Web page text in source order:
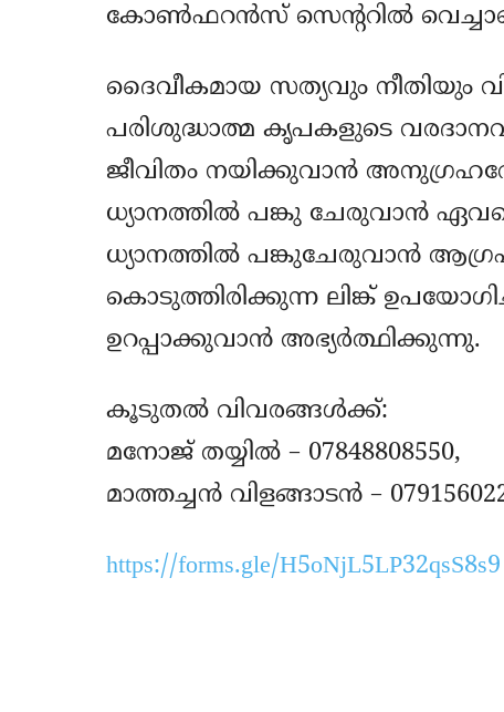
കോൺഫറൻസ് സെന്ററിൽ
ദൈവീകമായ സത്യവും നീതിയും
പരിശുദ്ധാത്മ കൃപകളുടെ
ജീവിതം നയിക്കുവാൻ
ധ്യാനത്തിൽ പങ്കു ചേരുവാൻ
ധ്യാനത്തിൽ പങ്കുചേരുവാൻ
കൊടുത്തിരിക്കുന്ന ലിങ്ക്
ഉറപ്പാക്കുവാൻ അഭ്യർത്ഥിക്കുന്നു.
കൂടുതൽ വിവരങ്ങൾക്ക്:
മനോജ് തയ്യിൽ – 07848808550,
മാത്തച്ചൻ വിളങ്ങാടൻ –
https://forms.gle/H5oNjL5LP32qsS8s9